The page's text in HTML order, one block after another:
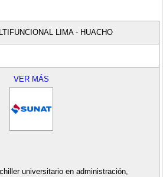
LIMA - HUACHO
VER MÁS
universitario en administración,